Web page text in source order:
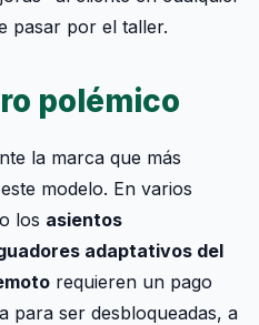
pasar por el taller.
polémico
la marca que más
modelo. En varios
los asientos
adaptativos del
requieren un pago
para ser desbloqueadas, a